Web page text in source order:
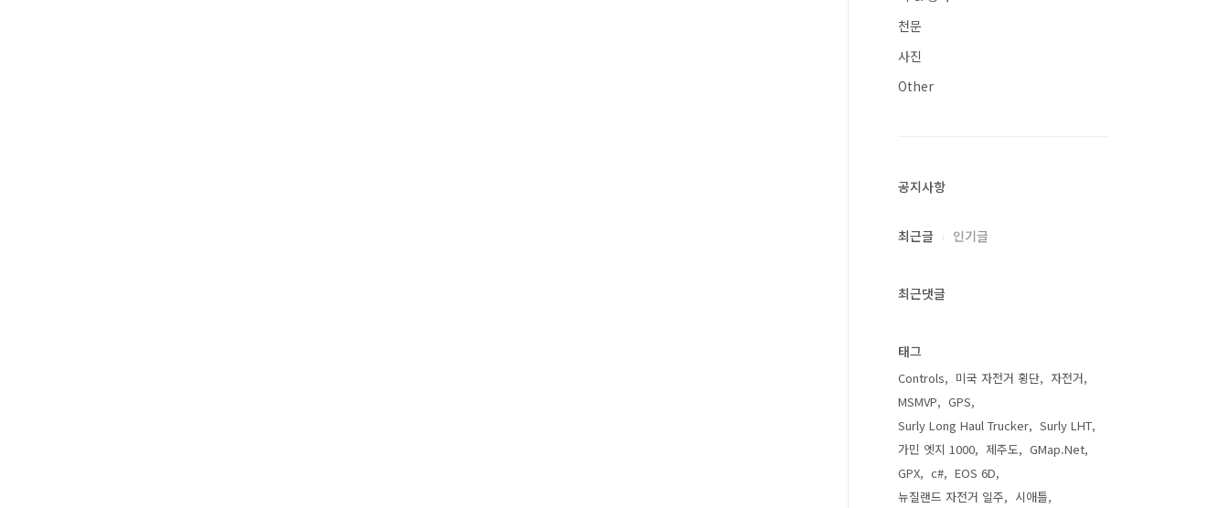
천문
사진
Other
공지사항
최근글 인기글
최근댓글
태그
Controls 미국 자전거 횡단
자전거
MSMVP
GPS
Surly Long Haul Trucker
Surly LHT
가민 엣지 1000
제주도
GMap.Net
GPX
c#
EOS 6D
뉴질랜드 자전거 일주
시애틀